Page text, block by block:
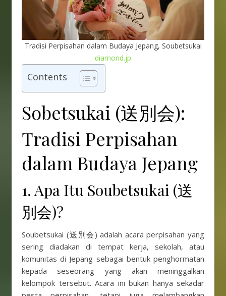
Tradisi Perpisahan dalam Budaya Jepang, Soubetsukai
diamond.jp
Contents
Sobetsukai (送別会):
Tradisi Perpisahan
dalam Budaya Jepang
1. Apa Itu Soubetsukai (送
別会)?
Soubetsukai (送別会) adalah acara perpisahan yang
sering diadakan di tempat kerja, sekolah, atau
komunitas di Jepang sebagai bentuk penghormatan
kepada seseorang yang akan meninggalkan
kelompok tersebut. Acara ini bukan hanya sekadar